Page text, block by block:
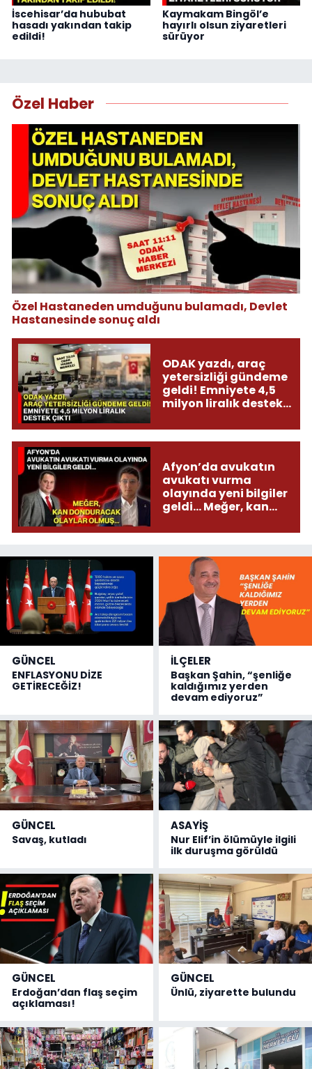
İscehisar’da hububat
hasadı yakından takip
edildi!
Kaymakam Bingöl’e
hayırlı olsun ziyaretleri
sürüyor
Özel Haber
Özel Hastaneden umduğunu bulamadı, Devlet
Hastanesinde sonuç aldı
ODAK yazdı, araç
yetersizliği gündeme
geldi! Emniyete 4,5
milyon liralık destek
Afyon’da avukatın
avukatı vurma
olayında yeni bilgiler
geldi... Meğer, kan
olmuş...
GÜNCEL
ENFLASYONU DİZE
GETİRECEĞİZ!
İLÇELER
Başkan Şahin, “şenliğe
kaldığımız yerden
devam ediyoruz”
GÜNCEL
Savaş, kutladı
ASAYİŞ
Nur Elif’in ölümüyle ilgili
ilk duruşma görüldü
GÜNCEL
Erdoğan’dan flaş seçim
açıklaması!
GÜNCEL
Ünlü, ziyarette bulundu